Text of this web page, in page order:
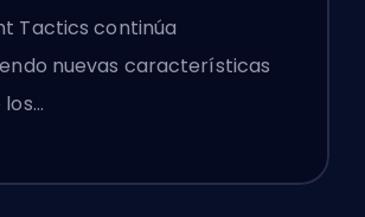
12
Tactics continúa
nuevas características